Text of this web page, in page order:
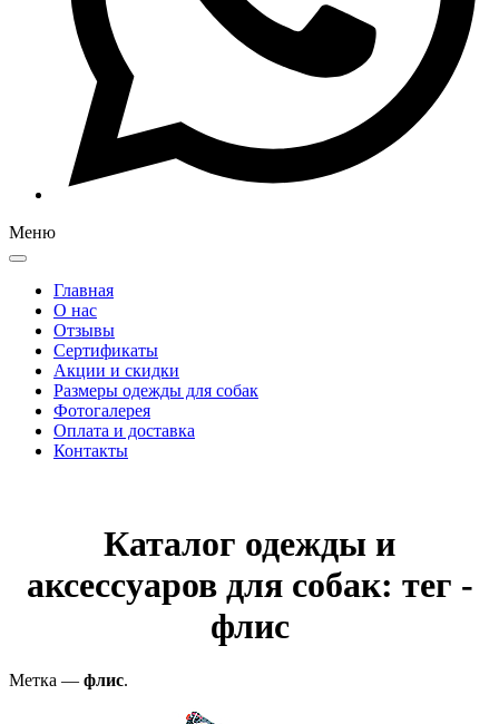
Меню
Главная
О нас
Отзывы
Сертификаты
Акции и скидки
Размеры одежды для собак
Фотогалерея
Оплата и доставка
Контакты
Каталог одежды и
аксессуаров для собак: тег -
флис
Метка — флис.